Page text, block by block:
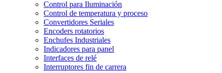
Control para Iluminación
Control de temperatura y proceso
Convertidores Seriales
Encoders rotatorios
Enchufes Industriales
Indicadores para panel
Interfaces de relé
Interruptores fin de carrera